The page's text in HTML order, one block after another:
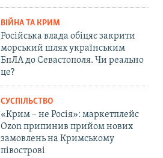
ВІЙНА ТА КРИМ
Російська влада обіцяє закрити
морський шлях українським
БпЛА до Севастополя. Чи реально
це?
СУСПІЛЬСТВО
«Крим – не Росія»: маркетплейс
Ozon припинив прийом нових
замовлень на Кримському
півострові